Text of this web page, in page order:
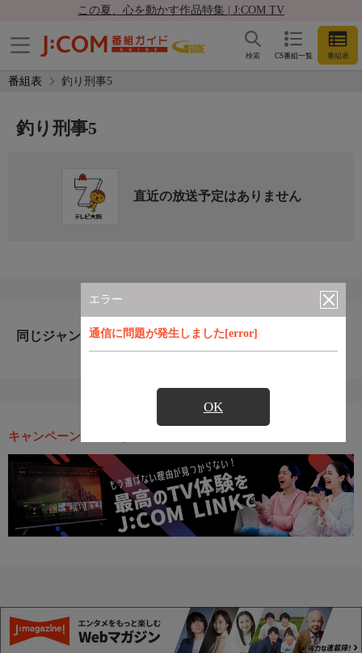
この夏、心を動かす作品特集 | J:COM TV
CS番組一覧 番組表
検索
番組表 釣り刑事5
エラー
通信に問題が発生しました[error]
OK
釣り刑事5
直近の放送予定はありません
同じジャンルのおすすめ番組
キャンペーン・お得な情報